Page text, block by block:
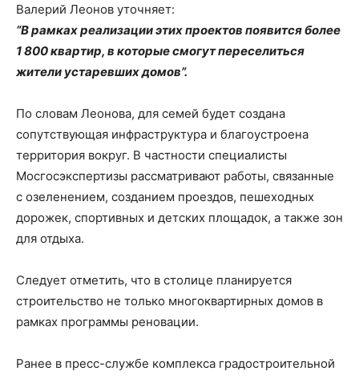
Валерий Леонов уточняет:
“В рамках реализации этих проектов появится более
1 800 квартир, в которые смогут переселиться
жители устаревших домов”.
По словам Леонова, для семей будет создана
сопутствующая инфраструктура и благоустроена
территория вокруг. В частности специалисты
Мосгосэкспертизы рассматривают работы, связанные
с озеленением, созданием проездов, пешеходных
дорожек, спортивных и детских площадок, а также зон
для отдыха.
Следует отметить, что в столице планируется
строительство не только многоквартирных домов в
рамках программы реновации.
Ранее в пресс-службе комплекса градостроительной